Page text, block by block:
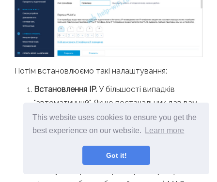
This website uses cookies to ensure you get the
best experience on our website.
Learn more
Got it!
Потім встановлюємо такі налаштування:
Встановлення IP. У більшості випадків
"автоматичний". Якщо постачальник дав вам
IP -адресу, виберіть "вручну" і запишіть їх.
MAC -адреса.Якщо ваш постачальник не
зобов'язує MAC -адресу, ми залишаємо "за
замовчуванням". Якщо він це робить, ми